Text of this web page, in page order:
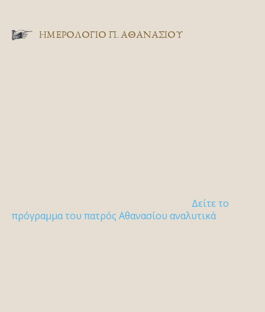
ΗΜΕΡΟΛΟΓΙΟ Π. ΑΘΑΝΑΣΙΟΥ
Δείτε το
πρόγραμμα του πατρός Αθανασίου αναλυτικά